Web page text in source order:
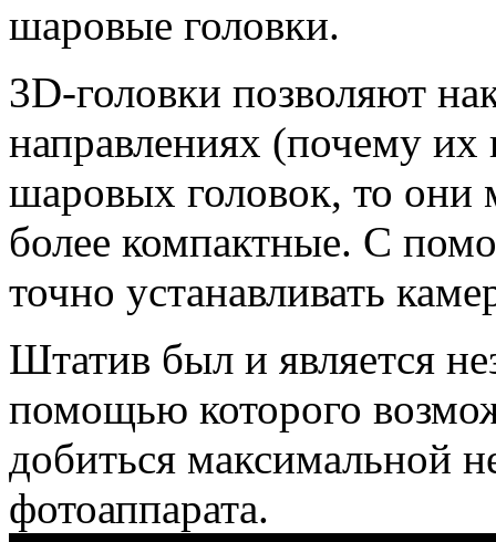
шаровые головки.
3D-головки позволяют
направлениях (почему их
шаровых головок, то
более компактные. С
точно устанавливать
Штатив был и является
помощью которого
добиться максимальной
фотоаппарата.